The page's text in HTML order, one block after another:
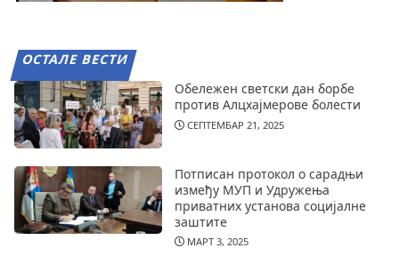
ОСТАЛЕ ВЕСТИ
Обележен светски дан борбе
против Алцхајмерове болести
СЕПТЕМБАР 21, 2025
Потписан протокол о сарадњи
између МУП и Удружења
приватних установа социјалне
заштите
МАРТ 3, 2025